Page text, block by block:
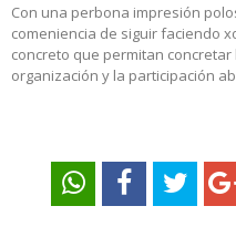
Con una perbona impresión
comeniencia de siguir faciendo
concreto que permitan
organización y la participación